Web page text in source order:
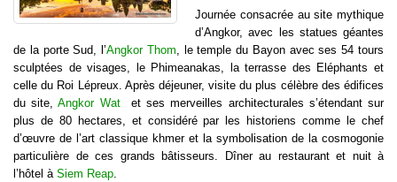
Journée consacrée au site mythique
d’Angkor, avec les statues géantes
de la porte Sud, l’Angkor Thom , le temple du Bayon avec ses 54 tours
sculptées de visages, le Phimeanakas, la terrasse des Eléphants et
celle du Roi Lépreux. Après déjeuner, visite du plus célèbre des édifices
du site,Angkor Watet ses merveilles architecturales s’étendant sur
plus de 80 hectares, et considéré par les historiens comme le chef
d’œuvre de l’art classique khmer et la symbolisation de la cosmogonie
particulière de ces grands bâtisseurs. Dîner au restaurant et nuit à
l’hôtel à Siem Reap